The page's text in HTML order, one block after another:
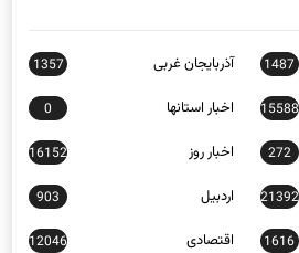
1487 آذربایجان غربی 1357
15588 اخبار استانها 0
272 اخبار روز 16152
21392 اردبیل 903